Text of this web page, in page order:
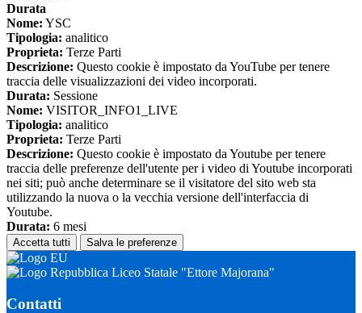
Durata
Nome: YSC
Tipologia: analitico
Proprieta: Terze Parti
Descrizione: Questo cookie è impostato da YouTube per tenere
traccia delle visualizzazioni dei video incorporati.
Durata: Sessione
Nome: VISITOR_INFO1_LIVE
Tipologia: analitico
Proprieta: Terze Parti
Descrizione: Questo cookie è impostato da Youtube per tenere
traccia delle preferenze dell'utente per i video di Youtube incorporati
nei siti; può anche determinare se il visitatore del sito web sta
utilizzando la nuova o la vecchia versione dell'interfaccia di
Youtube.
Durata: 6 mesi
Accetta tutti Salva le preferenze
Liceo Statale "Ettore Majorana"
Contatti